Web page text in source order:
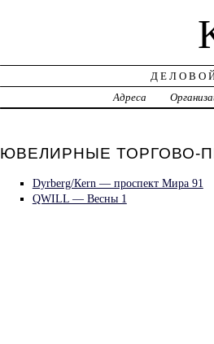
Адреса
ЮВЕЛИРНЫЕ ТОРГОВО-
Dyrberg/Кern — проспект Мира 91
QWILL — Весны 1